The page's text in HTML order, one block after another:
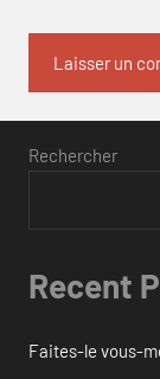
Rechercher
Recent
Faites-le vous-